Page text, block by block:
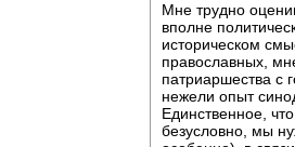
Мне трудно
вполне
историческом
православных,
патриаршества с
нежели опыт
Единственное,
безусловно, мы